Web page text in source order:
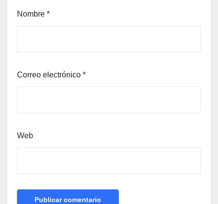
Nombre *
Correo electrónico *
Web